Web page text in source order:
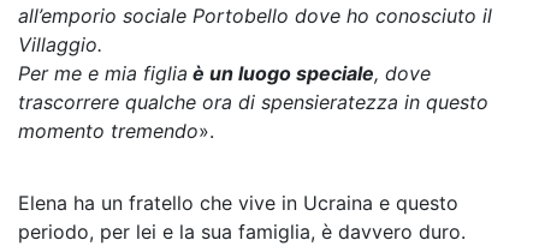
all’emporio sociale Portobello dove ho conosciuto il
Villaggio.
Per me e mia figlia è un luogo speciale, dove
trascorrere qualche ora di spensieratezza in questo
momento tremendo».
Elena ha un fratello che vive in Ucraina e questo
periodo, per lei e la sua famiglia, è davvero duro.